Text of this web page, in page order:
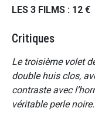
LES 3 FILMS : 12 €
Critiques
Le troisième volet
double huis clos,
contraste avec
véritable perle noire.